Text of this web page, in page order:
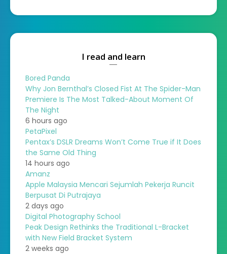
I read and learn
Bored Panda
Why Jon Bernthal’s Closed Fist At The Spider-Man
Premiere Is The Most Talked-About Moment Of
The Night
6 hours ago
PetaPixel
Pentax’s DSLR Dreams Won’t Come True if It Does
the Same Old Thing
14 hours ago
Amanz
Apple Malaysia Mencari Sejumlah Pekerja Runcit
Berpusat Di Putrajaya
2 days ago
Digital Photography School
Peak Design Rethinks the Traditional L-Bracket
with New Field Bracket System
2 weeks ago